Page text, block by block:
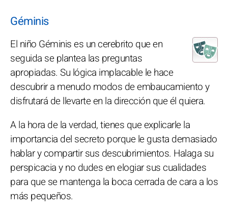
Géminis
El niño Géminis es un cerebrito que en
seguida se plantea las preguntas
apropiadas. Su lógica implacable le hace
descubrir a menudo modos de embaucamiento y
disfrutará de llevarte en la dirección que él quiera.
A la hora de la verdad, tienes que explicarle la
importancia del secreto porque le gusta demasiado
hablar y compartir sus descubrimientos. Halaga su
perspicacia y no dudes en elogiar sus cualidades
para que se mantenga la boca cerrada de cara a los
más pequeños.